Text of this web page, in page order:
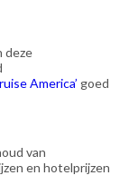
deze
America’ goed
van
en hotelprijzen